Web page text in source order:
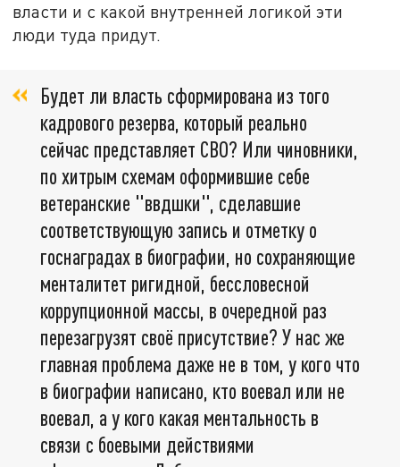
власти и с какой внутренней логикой эти
люди туда придут.
Будет ли власть сформирована из того
кадрового резерва, который реально
сейчас представляет СВО? Или чиновники,
по хитрым схемам оформившие себе
ветеранские "ввдшки", сделавшие
соответствующую запись и отметку о
госнаградах в биографии, но сохраняющие
менталитет ригидной, бессловесной
коррупционной массы, в очередной раз
перезагрузят своё присутствие? У нас же
главная проблема даже не в том, у кого что
в биографии написано, кто воевал или не
воевал, а у кого какая ментальность в
связи с боевыми действиями